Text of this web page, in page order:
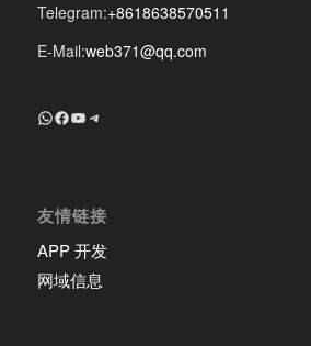
Telegram:+8618638570511
E-Mail:web371@qq.com
+8618639018603
Facebook
YouTube
Telegram
友情链接
APP 开发
网域信息